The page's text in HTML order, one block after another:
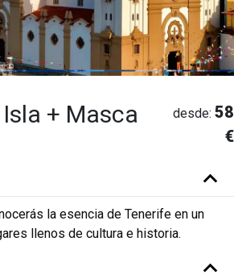
+ Masca desde: 58
€
la esencia de Tenerife en un
llenos de cultura e historia.